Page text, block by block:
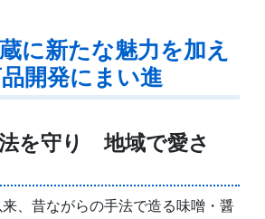
に新たな魅力を加え
開発にまい進
を守り 地域で愛さ
、昔ながらの手法で造る味噌・醤